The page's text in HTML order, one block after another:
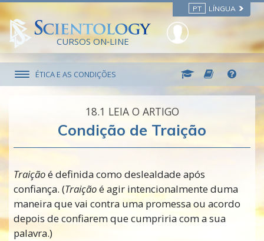
PT LÍNGUA
CURSOS ON‑LINE
ÉTICA E AS CONDIÇÕES
18.‎1 LEIA O ARTIGO
Condição de Traição
Traiçãoé definida como deslealdade após
confiança. (Traiçãoé agir intencionalmente duma
maneira que vai contra uma promessa ou acordo
depois de confiarem que cumpriria com a sua
palavra.)